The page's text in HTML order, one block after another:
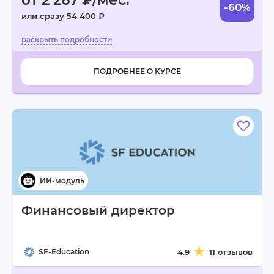
или сразу 54 400 ₽
-60%
ПОДРОБНЕЕ О КУРСЕ
Финансовый директор
SF-Education 4.9 11 отзывов